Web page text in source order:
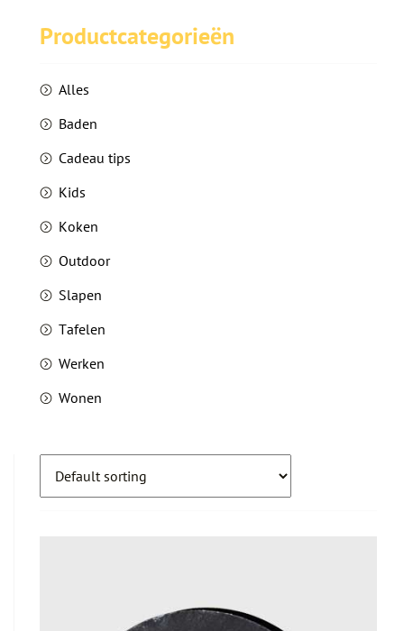
blog
contact
Taalkeuze
en
Productcategorieën
Alles
Baden
Cadeau tips
Kids
Koken
Outdoor
Slapen
Tafelen
Werken
Wonen